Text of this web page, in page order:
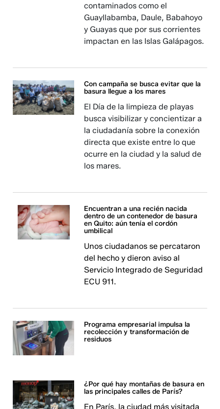
contaminados como el
Guayllabamba, Daule, Babahoyo
y Guayas que por sus corrientes
impactan en las Islas Galápagos.
Con campaña se busca evitar que la
basura llegue a los mares
El Día de la limpieza de playas
busca visibilizar y concientizar a
la ciudadanía sobre la conexión
directa que existe entre lo que
ocurre en la ciudad y la salud de
los mares.
Encuentran a una recién nacida
dentro de un contenedor de basura
en Quito: aún tenía el cordón
umbilical
Unos ciudadanos se percataron
del hecho y dieron aviso al
Servicio Integrado de Seguridad
ECU 911.
Programa empresarial impulsa la
recolección y transformación de
residuos
¿Por qué hay montañas de basura en
las principales calles de París?
En París, la ciudad más visitada